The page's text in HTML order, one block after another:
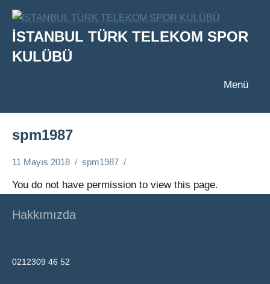
İçeriğe
İSTANBUL TÜRK TELEKOM SPOR
KULÜBÜ
Menü
spm1987
11 Mayıs 2018 spm1987
You do not have permission to view this page.
Hakkımızda
0212309 46 52